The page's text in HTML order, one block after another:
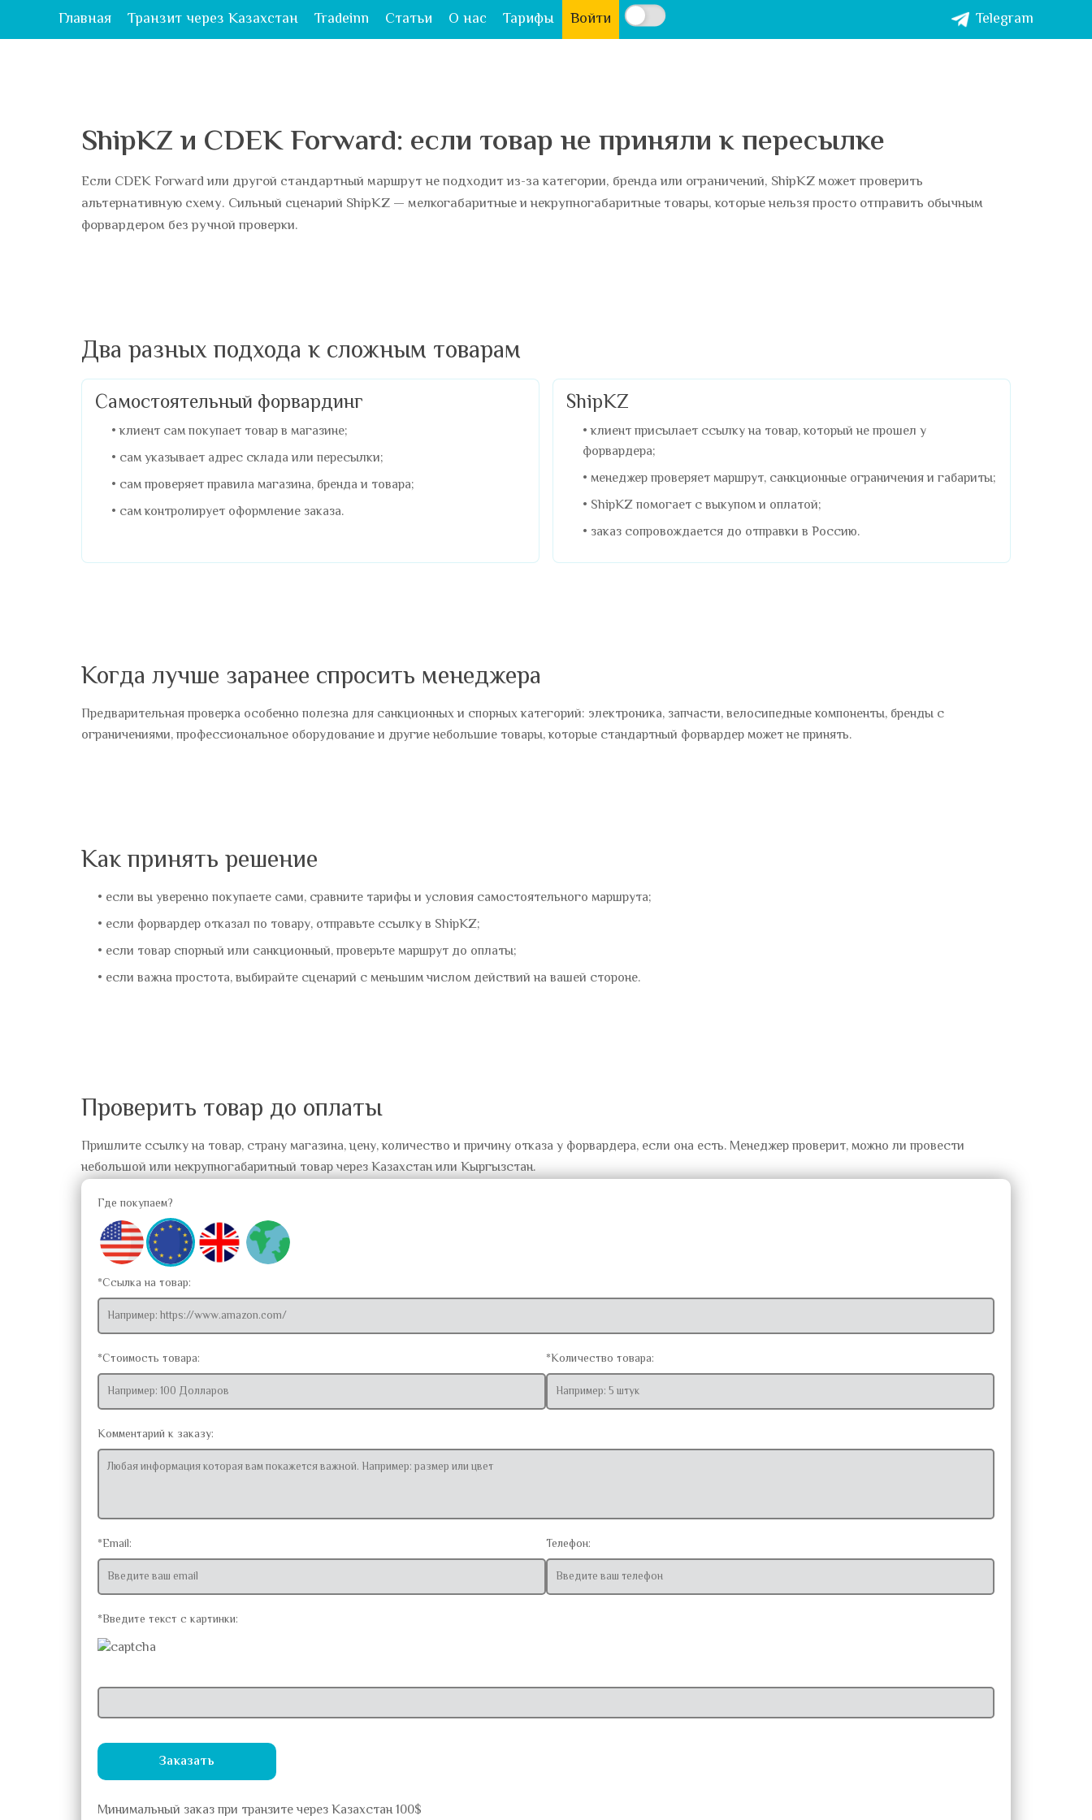
Главная Транзит через Казахстан Tradeinn Статьи О нас Тарифы Войти Telegram
ShipKZ и CDEK Forward: если товар не приняли к пересылке
Если CDEK Forward или другой стандартный маршрут не подходит из-за категории, бренда или ограничений, ShipKZ может проверить
альтернативную схему. Сильный сценарий ShipKZ — мелкогабаритные и некрупногабаритные товары, которые нельзя просто отправить обычным
форвардером без ручной проверки.
Два разных подхода к сложным товарам
Самостоятельный форвардинг
клиент сам покупает товар в магазине;
сам указывает адрес склада или пересылки;
сам проверяет правила магазина, бренда и товара;
сам контролирует оформление заказа.
ShipKZ
клиент присылает ссылку на товар, который не прошел у
форвардера;
менеджер проверяет маршрут, санкционные ограничения и габариты;
ShipKZ помогает с выкупом и оплатой;
заказ сопровождается до отправки в Россию.
Когда лучше заранее спросить менеджера
Предварительная проверка особенно полезна для санкционных и спорных категорий: электроника, запчасти, велосипедные компоненты, бренды с
ограничениями, профессиональное оборудование и другие небольшие товары, которые стандартный форвардер может не принять.
Как принять решение
если вы уверенно покупаете сами, сравните тарифы и условия самостоятельного маршрута;
если форвардер отказал по товару, отправьте ссылку в ShipKZ;
если товар спорный или санкционный, проверьте маршрут до оплаты;
если важна простота, выбирайте сценарий с меньшим числом действий на вашей стороне.
Проверить товар до оплаты
Пришлите ссылку на товар, страну магазина, цену, количество и причину отказа у форвардера, если она есть. Менеджер проверит, можно ли провести
небольшой или некрупногабаритный товар через Казахстан или Кыргызстан.
Где покупаем?
*Ссылка на товар:
*Стоимость товара: *Количество товара:
Комментарий к заказу:
*Email: Телефон:
*Введите текст с картинки:
Заказать
Минимальный заказ при транзите через Казахстан 100$